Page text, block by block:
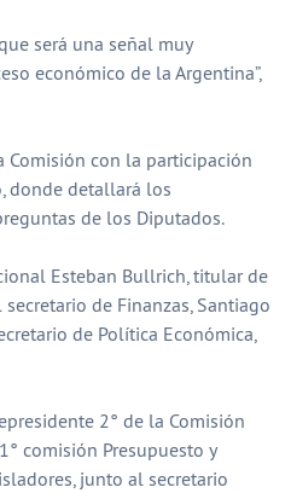
será una señal muy
económico de la Argentina”,
Comisión con la participación
donde detallará los
de los Diputados.
Esteban Bullrich, titular de
de Finanzas, Santiago
de Política Económica,
2° de la Comisión
comisión Presupuesto y
junto al secretario